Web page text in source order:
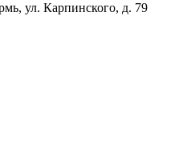
ул. Карпинского, д. 79